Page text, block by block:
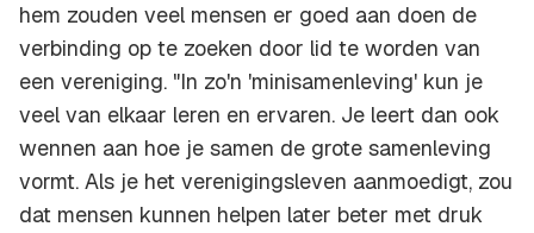
hem zouden veel mensen er goed aan doen de
verbinding op te zoeken door lid te worden van
een vereniging. "In zo'n 'minisamenleving' kun je
veel van elkaar leren en ervaren. Je leert dan ook
wennen aan hoe je samen de grote samenleving
vormt. Als je het verenigingsleven aanmoedigt, zou
dat mensen kunnen helpen later beter met druk